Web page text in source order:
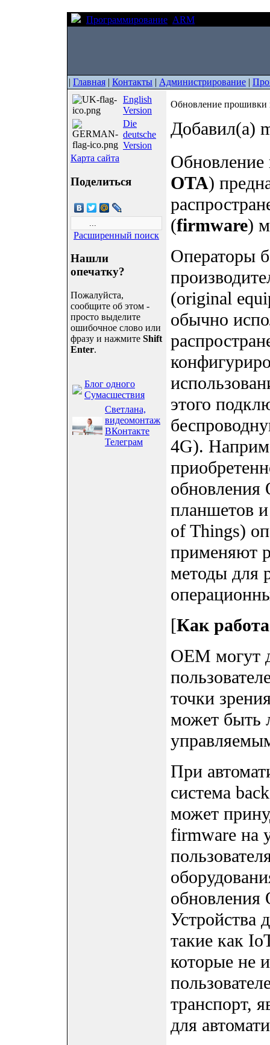
Программирование ARM
| Главная | Контакты | Администрирование |
English
Version
Die
deutsche
Version
Карта сайта
Поделиться
Расширенный поиск
Нашли
опечатку?
Пожалуйста,
сообщите об этом -
просто выделите
ошибочное слово или
фразу и нажмите Shift
Enter.
Блог одного
Сумасшествия
Светлана,
видеомонтаж
ВКонтакте
Телеграм
Обновление прошивки
Добавил(а)
Обновление
OTA)
(firmware)
Операторы
(original
обычно
этого
4G).
обновления
планшетов
of Things)
применяют
методы для
[Как
OEM могут
точки
может быть
При
система
может
firmware на
обновления
Устройства
такие как
которые не
транспорт,
для